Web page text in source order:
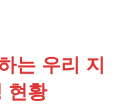
는 우리 지
현황